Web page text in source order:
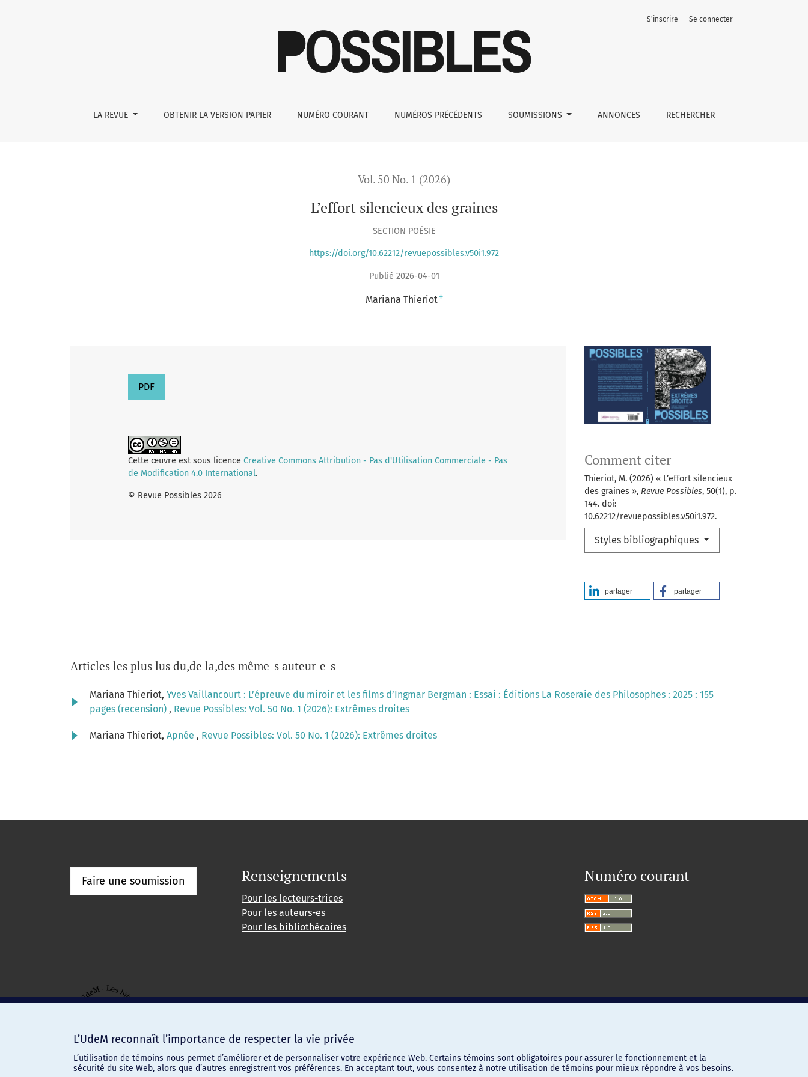
LA REVUE OBTENIR LA VERSION PAPIER NUMÉRO COURANT NUMÉROS PRÉCÉDENTS SOUMISSIONS ANNONCES RECHERCHER
S'inscrire Se connecter
Vol. 50 No. 1 (2026)
L’effort silencieux des graines
SECTION POÉSIE
https://doi.org/10.62212/revuepossibles.v50i1.972
Publié 2026-04-01
Mariana Thieriot+
Comment citer
Thieriot, M. (2026) « L’effort silencieux
des graines », Revue Possibles, 50(1), p.
144. doi:
10.62212/revuepossibles.v50i1.972.
Styles bibliographiques
partager partager
PDF
Cette œuvre est sous licence Creative Commons Attribution - Pas d'Utilisation Commerciale - Pas
de Modification 4.0 International.
© Revue Possibles 2026
Articles les plus lus du,de la,des même-s auteur-e-s
Mariana Thieriot, Yves Vaillancourt : L’épreuve du miroir et les films d’Ingmar Bergman : Essai : Éditions La Roseraie des Philosophes : 2025 : 155
pages (recension) , Revue Possibles: Vol. 50 No. 1 (2026): Extrêmes droites
Mariana Thieriot, Apnée , Revue Possibles: Vol. 50 No. 1 (2026): Extrêmes droites
Faire une soumission Renseignements
Pour les lecteurs-trices
Pour les auteurs-es
Pour les bibliothécaires
Numéro courant
Confidentialité -Conditions d'utilisation
L’UdeM reconnaît l’importance de respecter la vie privée
L’utilisation de témoins nous permet d’améliorer et de personnaliser votre expérience Web. Certains témoins sont obligatoires pour assurer le fonctionnement et la
sécurité du site Web, alors que d’autres enregistrent vos préférences. En acceptant tout, vous consentez à notre utilisation de témoins pour mieux répondre à vos besoins.